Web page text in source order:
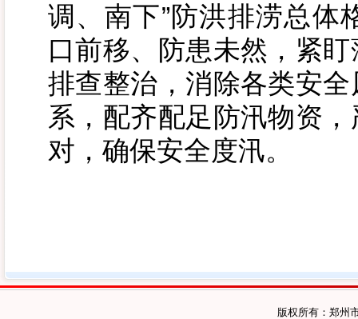
调、南下”防洪排涝总体
口前移、防患未然，紧
排查整治，消除各类安
系，配齐配足防汛物资
对，确保安全度汛。
版权所有：郑州